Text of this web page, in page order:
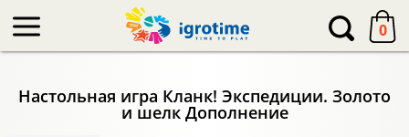
0
Настольная игра Кланк! Экспедиции. Золото
и шелк Дополнение